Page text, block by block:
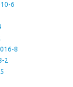
6
8
2